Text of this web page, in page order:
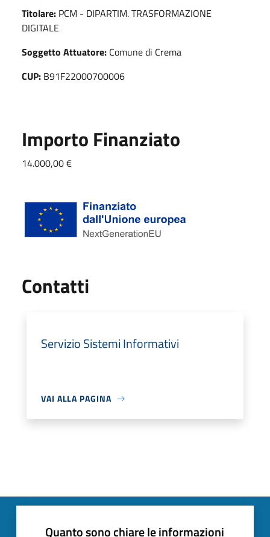
Titolare: PCM - DIPARTIM. TRASFORMAZIONE
DIGITALE
Soggetto Attuatore: Comune di Crema
CUP: B91F22000700006
Importo Finanziato
14.000,00 €
Contatti
Servizio Sistemi Informativi
VAI ALLA PAGINA
Quanto sono chiare le informazioni